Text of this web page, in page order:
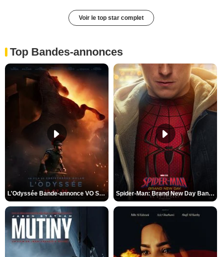
Voir le top star complet
Top Bandes-annonces
L'Odyssée Bande-annonce VO STFR Spider-Man: Brand New Day Bande-annonce VO STFR